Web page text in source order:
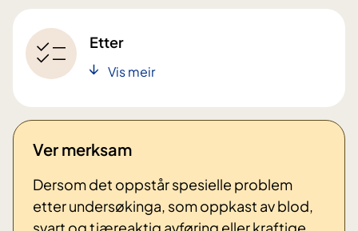
Etter
Vis meir
Ver merksam
Dersom det oppstår spesielle problem
etter undersøkinga, som oppkast av blod,